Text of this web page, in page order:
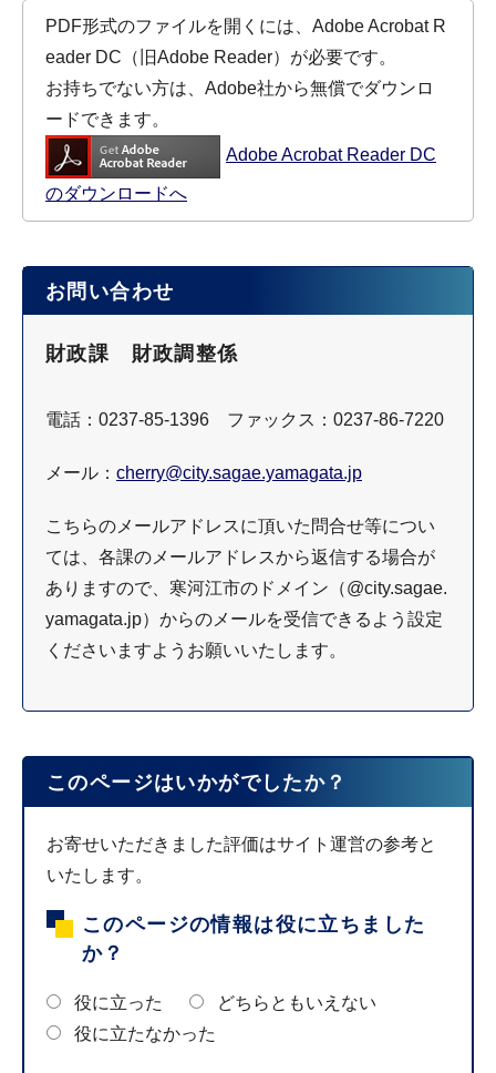
PDF形式のファイルを開くには、Adobe Acrobat R
eader DC（旧Adobe Reader）が必要です。
お持ちでない方は、Adobe社から無償でダウンロ
ードできます。
Adobe Acrobat Reader DC
のダウンロードへ
お問い合わせ
財政課 財政調整係
電話：0237-85-1396 ファックス：0237-86-7220
メール： cherry@city.sagae.yamagata.jp
こちらのメールアドレスに頂いた問合せ等につい
ては、各課のメールアドレスから返信する場合が
ありますので、寒河江市のドメイン（@city.sagae.
yamagata.jp）からのメールを受信できるよう設定
くださいますようお願いいたします。
このページはいかがでしたか？
お寄せいただきました評価はサイト運営の参考と
いたします。
このページの情報は役に立ちました
か？
役に立った
どちらともいえない
役に立たなかった